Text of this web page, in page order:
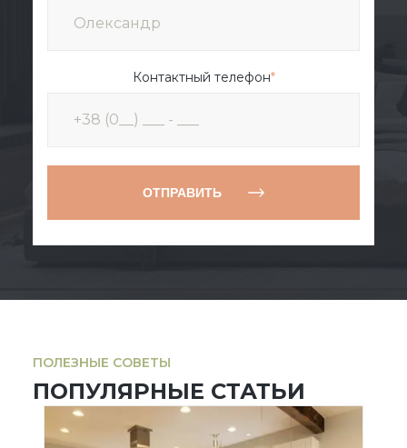
Контактный телефон*
ОТПРАВИТЬ
ПОЛЕЗНЫЕ СОВЕТЫ
ПОПУЛЯРНЫЕ СТАТЬИ